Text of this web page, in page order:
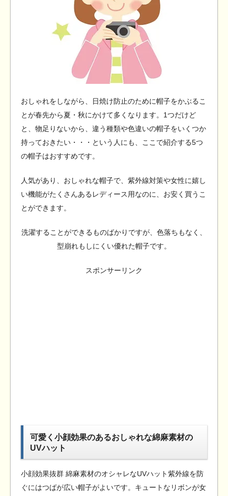
おしゃれをしながら、日焼け防止のために帽子をかぶるこ
とが春先から夏・秋にかけて多くなります。1つだけど
と、物足りないから、違う種類や色違いの帽子をいくつか
持っておきたい・・・という人にも、ここで紹介する5つ
の帽子はおすすめです。
人気があり、おしゃれな帽子で、紫外線対策や女性に嬉し
い機能がたくさんあるレディース用なのに、お安く買うこ
とができます。
洗濯することができるものばかりですが、色落ちもなく、
型崩れもしにくい優れた帽子です。
スポンサーリンク
可愛く小顔効果のあるおしゃれな綿麻素材の
UVハット
小顔効果抜群 綿麻素材のオシャレなUVハット紫外線を防
ぐにはつばが広い帽子がよいです。キュートなリボンが女